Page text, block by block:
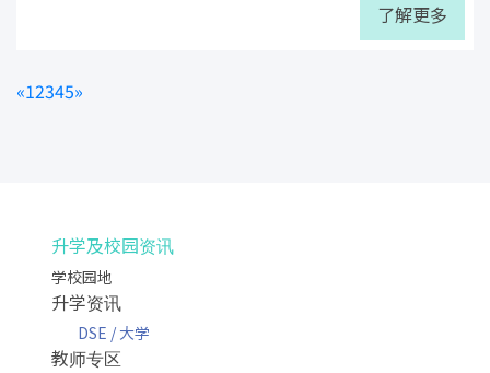
了解更多
«12345»
升学及校园资讯
学校园地
升学资讯
DSE / 大学
教师专区